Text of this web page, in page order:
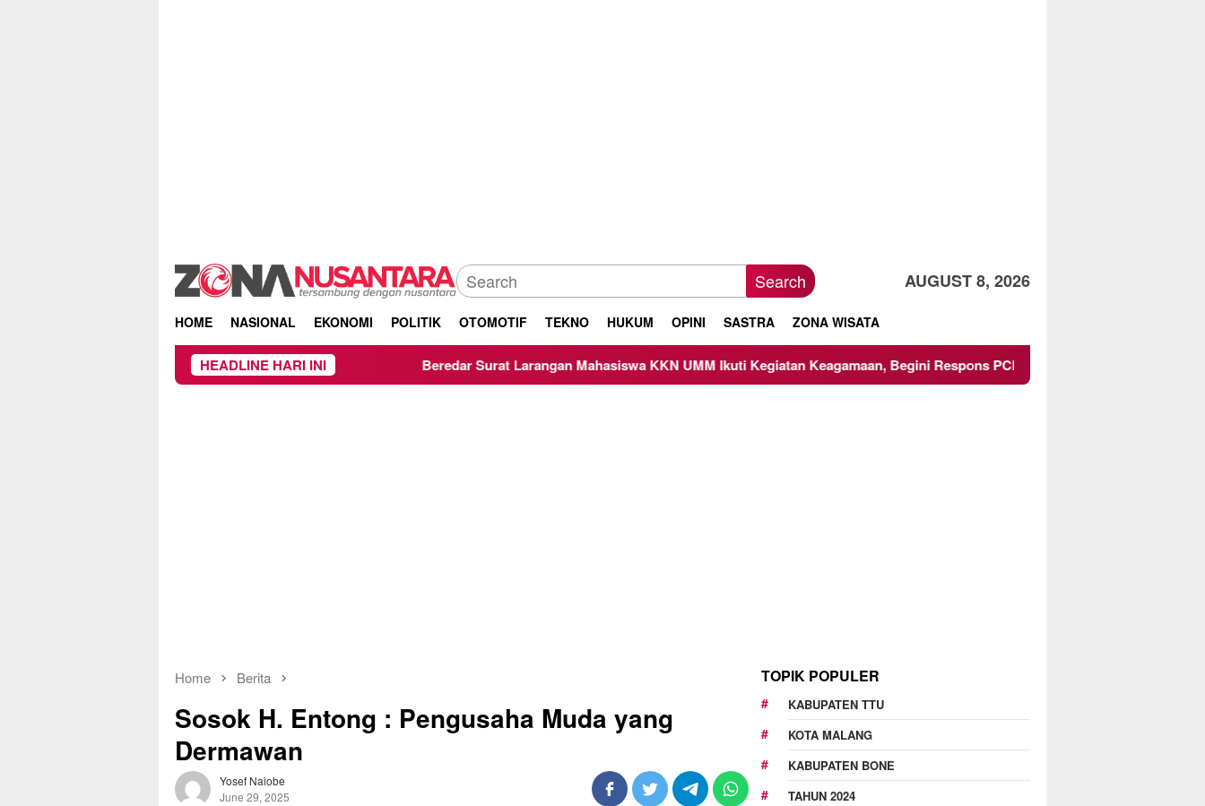
Search AUGUST 8, 2026
HOME NASIONAL EKONOMI POLITIK OTOMOTIF TEKNO HUKUM OPINI SASTRA ZONA WISATA
HEADLINE HARI INIBeredar Surat Larangan Mahasiswa KKN UMM Ikuti Kegiatan Keagamaan, Begini Respons PCNU dan Kampus
Home Berita
Sosok H. Entong : Pengusaha Muda yang
Dermawan
Yosef Naiobe
June 29, 2025
TOPIK POPULER
KABUPATEN TTU
KOTA MALANG
KABUPATEN BONE
TAHUN 2024